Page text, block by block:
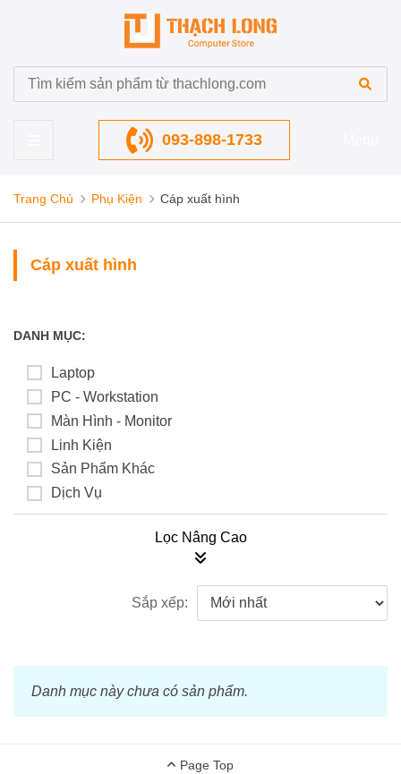
093-898-1733
Trang Chủ Phụ Kiện Cáp xuất hình
Cáp xuất hình
DANH MỤC:
Laptop
PC - Workstation
Màn Hình - Monitor
Linh Kiện
Sản Phẩm Khác
Dịch Vụ
Sắp xếp:
Danh mục này chưa có sản phẩm.
Page Top